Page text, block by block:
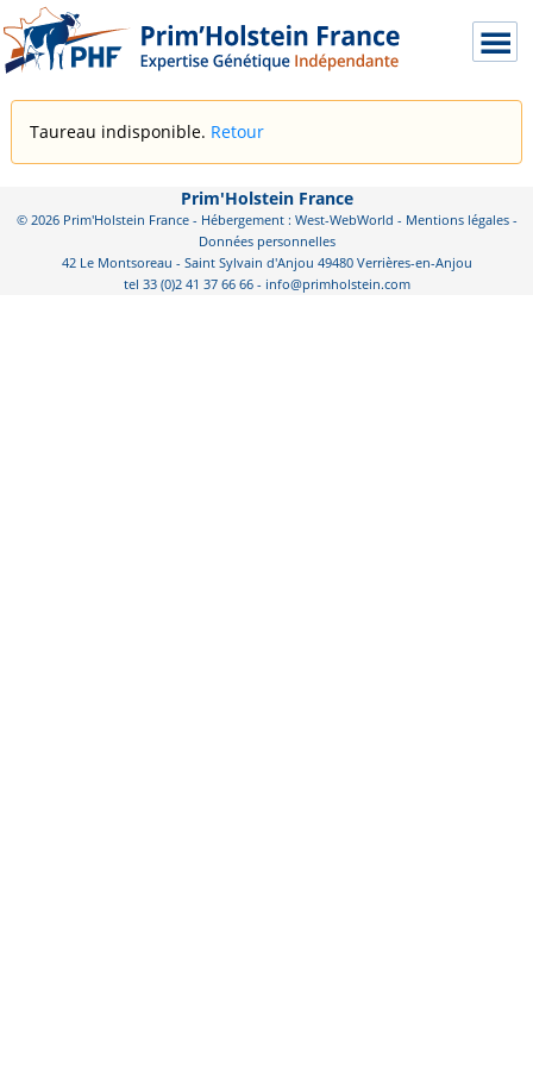
Taureau indisponible. Retour
Prim'Holstein France
© 2026 Prim'Holstein France - Hébergement : West-WebWorld - Mentions légales-
Données personnelles
42 Le Montsoreau - Saint Sylvain d'Anjou 49480 Verrières-en-Anjou
tel 33 (0)2 41 37 66 66 - info@primholstein.com